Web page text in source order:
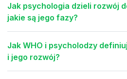
Jak psychologia dzieli rozwój
jakie są jego fazy?
Jak WHO i psycholodzy
i jego rozwój?